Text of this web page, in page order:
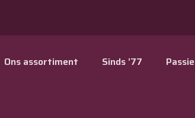
Ons assortiment Sinds ’77 Passie